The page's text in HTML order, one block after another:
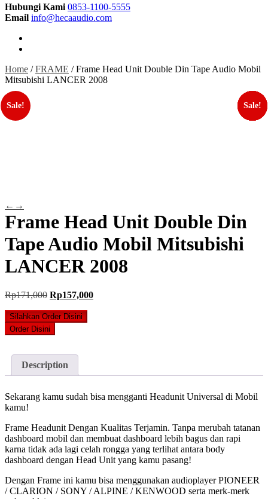
Hubungi Kami 0853-1100-5555
Email info@hecaaudio.com
Home /FRAME / Frame Head Unit Double Din Tape Audio Mobil
Mitsubishi LANCER 2008
Sale!
← →
Frame Head Unit Double Din
Tape Audio Mobil Mitsubishi
LANCER 2008
Rp171,000 Original
was:
Rp171,000.
Rp157,000Current
Silahkan Order Disini
Order Disini
Description
Sekarang kamu sudah bisa mengganti Headunit Universal di Mobil
kamu!
Frame Headunit Dengan Kualitas Terjamin. Tanpa merubah tatanan
dashboard mobil dan membuat dashboard lebih bagus dan rapi
karna tidak ada lagi celah rongga yang terlihat antara body
dashboard dengan Head Unit yang kamu pasang!
Dengan Frame ini kamu bisa menggunakan audioplayer PIONEER
/ CLARION / SONY / ALPINE / KENWOOD serta merk-merk
Sale!
Sale!
Sale!
Sale!
Sale!